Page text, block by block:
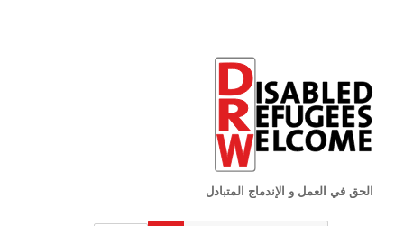
الحق في العمل و الإندماج المتبادل